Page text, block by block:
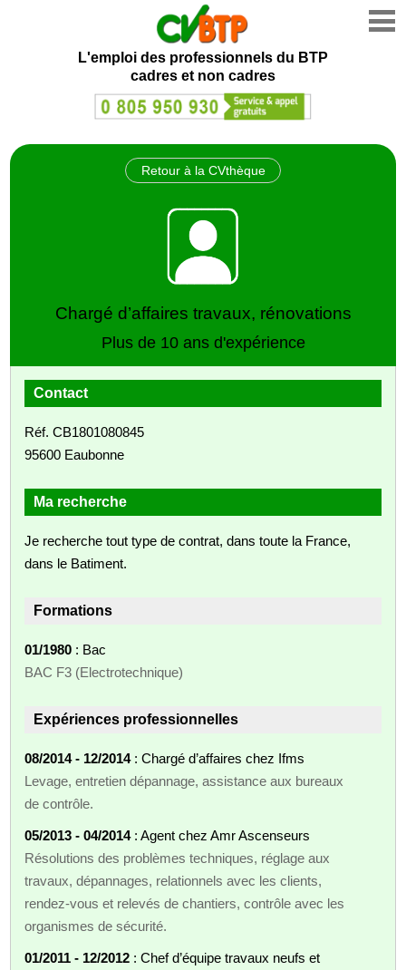
L'emploi des professionnels du BTP
cadres et non cadres
Retour à la CVthèque
Chargé d’affaires travaux, rénovations
Plus de 10 ans d'expérience
Contact
Réf. CB1801080845
95600 Eaubonne
Ma recherche
Je recherche tout type de contrat, dans toute la France,
dans le Batiment.
Formations
01/1980 : Bac
BAC F3 (Electrotechnique)
Expériences professionnelles
08/2014 - 12/2014: Chargé d’affaires chez Ifms
Levage, entretien dépannage, assistance aux bureaux
de contrôle.
05/2013 - 04/2014: Agent chez Amr Ascenseurs
Résolutions des problèmes techniques, réglage aux
travaux, dépannages, relationnels avec les clients,
rendez-vous et relevés de chantiers, contrôle avec les
organismes de sécurité.
01/2011 - 12/2012 : Chef d’équipe travaux neufs et